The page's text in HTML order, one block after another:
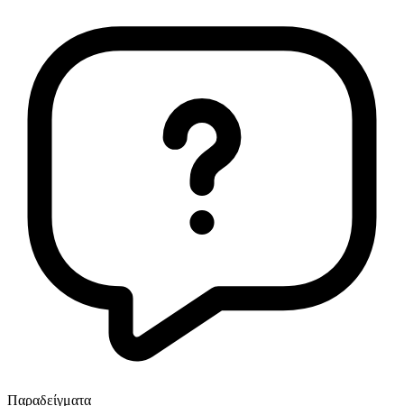
Παραδείγματα